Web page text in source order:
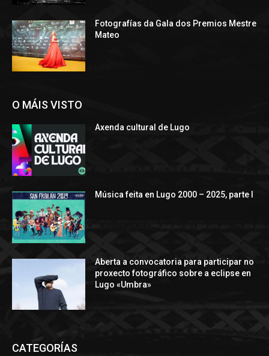
Fotografías da Gala dos Premios Mestre
Mateo
O MÁIS VISTO
Axenda cultural de Lugo
Música feita en Lugo 2000 – 2025, parte I
Aberta a convocatoria para participar no
proxecto fotográfico sobre a eclipse en
Lugo «Umbra»
CATEGORÍAS